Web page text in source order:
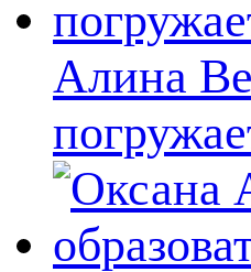
Алина